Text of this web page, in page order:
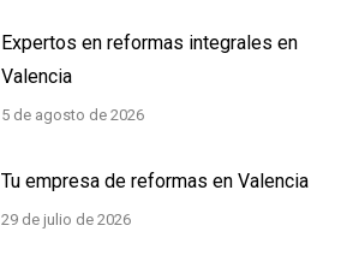
Expertos en reformas integrales en
Valencia
5 de agosto de 2026
Tu empresa de reformas en Valencia
29 de julio de 2026